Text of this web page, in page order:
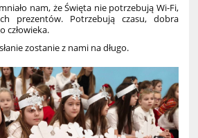
nam, że Święta nie potrzebują Wi-Fi,
prezentów. Potrzebują czasu, dobra
człowieka.
zostanie z nami na długo.